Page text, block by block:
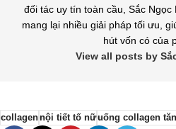
đối tác uy tín toàn cầu, Sắc
mang lại nhiều giải pháp tối ưu,
hút vốn có của
View all posts by
collagennội tiết tố nữuống collagen